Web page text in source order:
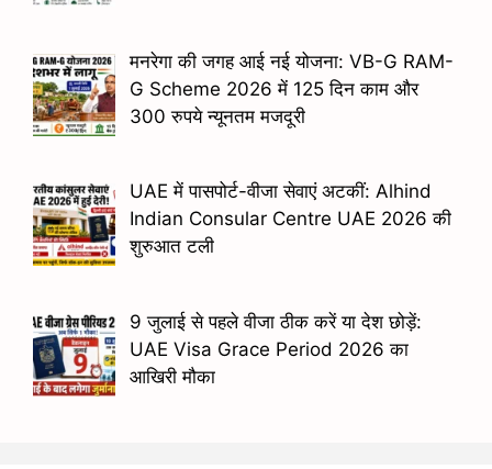
मनरेगा की जगह आई नई योजना: VB-G RAM-
G Scheme 2026 में 125 दिन काम और
300 रुपये न्यूनतम मजदूरी
UAE में पासपोर्ट-वीजा सेवाएं अटकीं: Alhind
Indian Consular Centre UAE 2026 की
शुरुआत टली
9 जुलाई से पहले वीजा ठीक करें या देश छोड़ें:
UAE Visa Grace Period 2026 का
आखिरी मौका